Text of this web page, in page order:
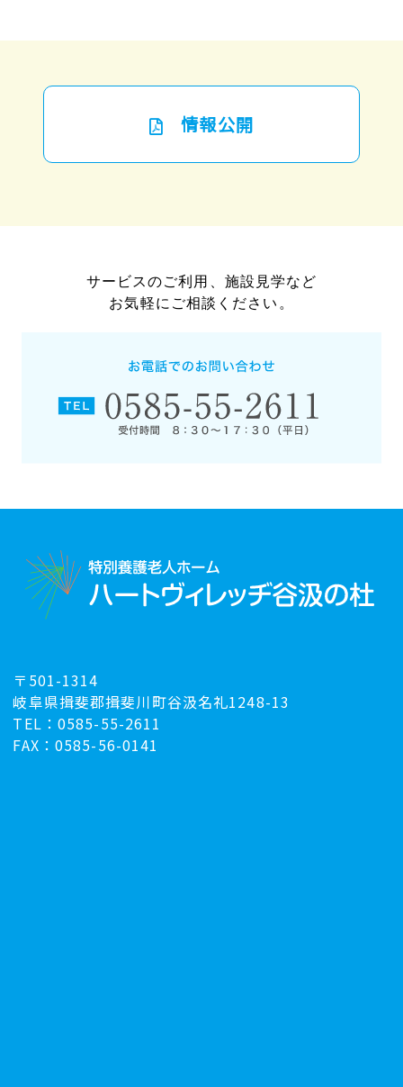
情報公開
サービスのご利用、施設見学など
お気軽にご相談ください。
〒501-1314
岐阜県揖斐郡揖斐川町谷汲名礼1248-13
TEL：0585-55-2611
FAX：0585-56-0141